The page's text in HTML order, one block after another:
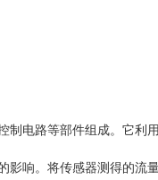
电路等部件组成。它利
响。将传感器测得的